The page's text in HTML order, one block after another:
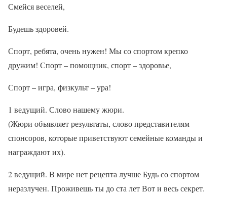
Смейся веселей,
Будешь здоровей.
Спорт, ребята, очень нужен! Мы со спортом крепко
дружим! Спорт – помощник, спорт – здоровье,
Спорт – игра, физкульт – ура!
1 ведущий. Слово нашему жюри.
(Жюри объявляет результаты, слово представителям
спонсоров, которые приветствуют семейные команды и
награждают их).
2 ведущий. В мире нет рецепта лучше Будь со спортом
неразлучен. Проживешь ты до ста лет Вот и весь секрет.